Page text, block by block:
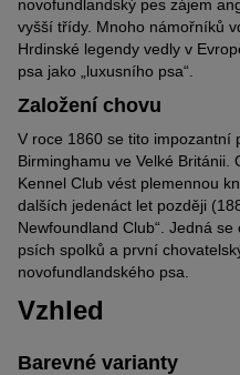
novofundlandský pes zájem
vyšší třídy. Mnoho námořníků
Hrdinské legendy vedly v
psa jako „luxusního psa“.
Založení chovu
V roce 1860 se tito impozantní
Birminghamu ve Velké Británii.
Kennel Club vést plemennou
dalších jedenáct let později
Newfoundland Club“. Jedná
psích spolků a první
novofundlandského psa.
Vzhled
Barevné varianty